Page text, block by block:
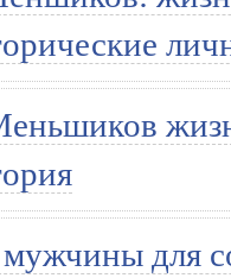
для